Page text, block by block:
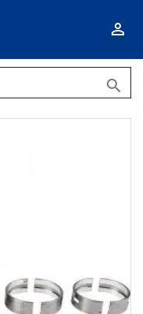

